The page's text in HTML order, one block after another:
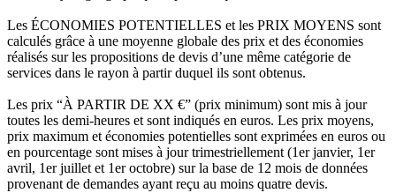
Les ÉCONOMIES POTENTIELLES et les PRIX MOYENS sont
calculés grâce à une moyenne globale des prix et des économies
réalisés sur les propositions de devis d’une même catégorie de
services dans le rayon à partir duquel ils sont obtenus.
Les prix “À PARTIR DE XX €” (prix minimum) sont mis à jour
toutes les demi-heures et sont indiqués en euros. Les prix moyens,
prix maximum et économies potentielles sont exprimées en euros ou
en pourcentage sont mises à jour trimestriellement (1er janvier, 1er
avril, 1er juillet et 1er octobre) sur la base de 12 mois de données
provenant de demandes ayant reçu au moins quatre devis.